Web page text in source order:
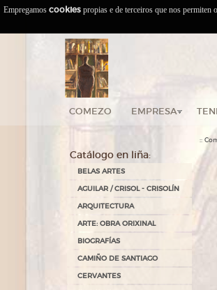
COMEZO EMPRESA
Catálogo en liña:
BELAS ARTES
AGUILAR / CRISOL - CRISOLÍN
ARQUITECTURA
ARTE: OBRA ORIXINAL
BIOGRAFÍAS
CAMIÑO DE SANTIAGO
CERVANTES
::
Empregamos cookies propias e de terceiros que nos permiten